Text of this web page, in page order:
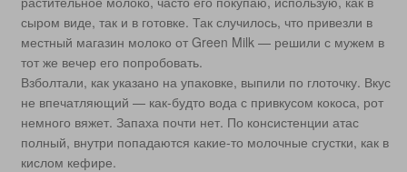
сыром виде, так и в готовке. Так случилось, что привезли в
местный магазин молоко от Green Milk — решили с мужем в
тот же вечер его попробовать.
Взболтали, как указано на упаковке, выпили по глоточку. Вкус
не впечатляющий — как-будто вода с привкусом кокоса, рот
немного вяжет. Запаха почти нет. По консистенции атас
полный, внутри попадаются какие-то молочные сгустки, как в
кислом кефире.